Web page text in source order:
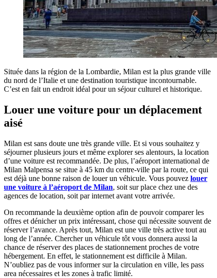
Située dans la région de la Lombardie, Milan est la plus grande ville
du nord de l’Italie et une destination touristique incontournable.
C’est en fait un endroit idéal pour un séjour culturel et historique.
Louer une voiture pour un déplacement
aisé
Milan est sans doute une très grande ville. Et si vous souhaitez y
séjourner plusieurs jours et même explorer ses alentours, la location
d’une voiture est recommandée. De plus, l’aéroport international de
Milan Malpensa se situe à 45 km du centre-ville par la route, ce qui
est déjà une bonne raison de louer un véhicule. Vous pouvez louer
une voiture à l’aéroport de Milan, soit sur place chez une des
agences de location, soit par internet avant votre arrivée.
On recommande la deuxième option afin de pouvoir comparer les
offres et dénicher un prix intéressant, chose qui nécessite souvent de
réserver l’avance. Après tout, Milan est une ville très active tout au
long de l’année. Chercher un véhicule tôt vous donnera aussi la
chance de réserver des places de stationnement proches de votre
hébergement. En effet, le stationnement est difficile à Milan.
N’oubliez pas de vous informer sur la circulation en ville, les pass
area nécessaires et les zones à trafic limité.